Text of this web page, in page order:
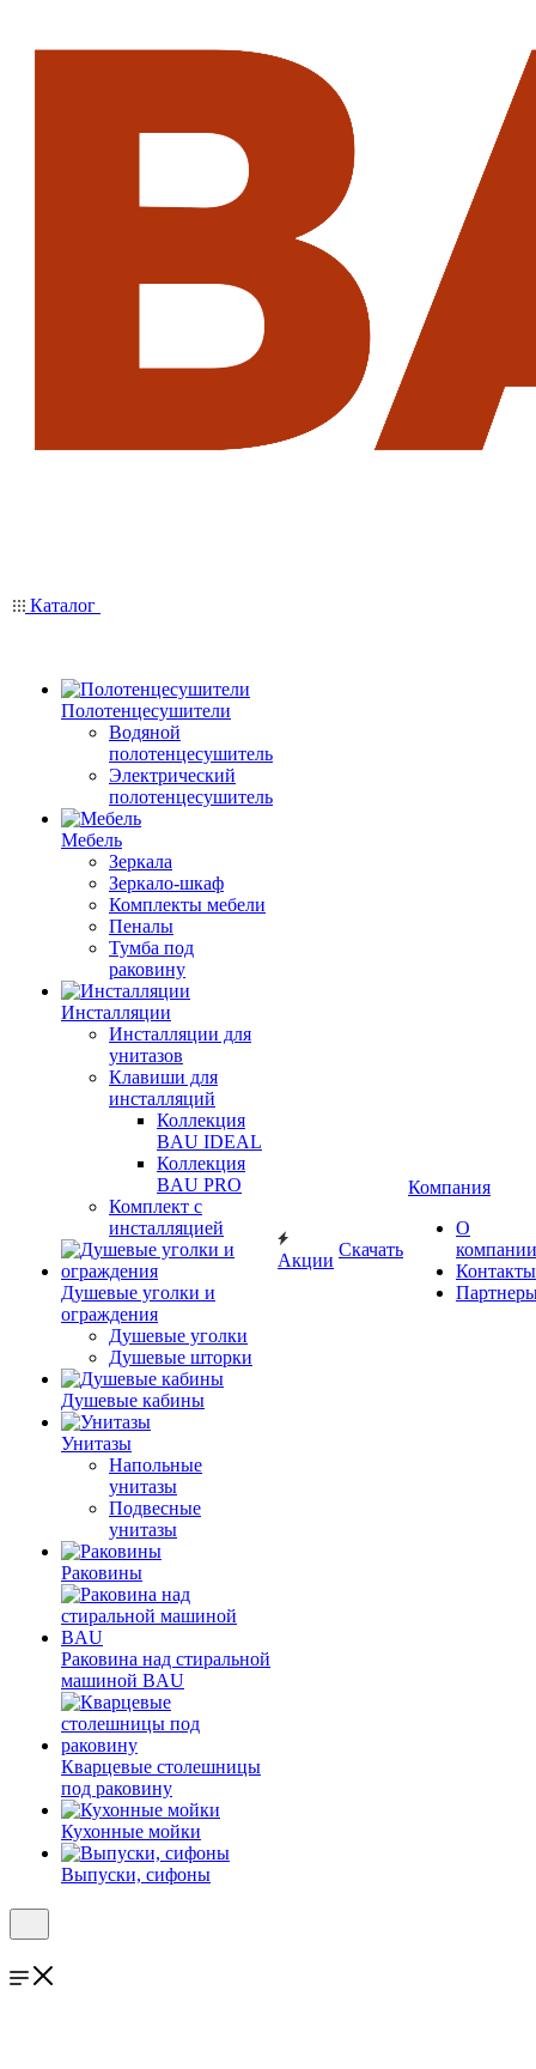
Каталог
Полотенцесушители
Водяной
полотенцесушитель
Электрический
полотенцесушитель
Мебель
Зеркала
Зеркало-шкаф
Комплекты мебели
Пеналы
Тумба под
раковину
Инсталляции
Инсталляции для
унитазов
Клавиши для
инсталляций
Коллекция
BAU IDEAL
Коллекция
BAU PRO
Комплект с
инсталляцией
Душевые уголки и
ограждения
Душевые уголки
Душевые шторки
Душевые кабины
Унитазы
Напольные
унитазы
Подвесные
унитазы
Раковины
Раковина над стиральной
машиной BAU
Кварцевые столешницы
под раковину
Кухонные мойки
Выпуски, сифоны
Акции
Скачать
Компания
О
компании
Контакты